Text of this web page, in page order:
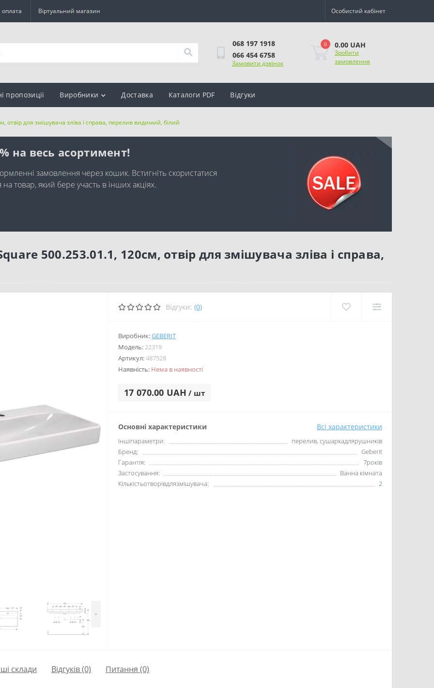
оплата Віртуальний магазин Особистий кабінет
068 197 1918
066 454 6758
Замовити дзвінок
0 0.00 UAH
Зробити
замовлення
пропозиції Виробники Доставка Каталоги PDF Відгуки
для змішувача зліва і справа, перелив видимий, білий
на весь асортимент!
замовлення через кошик. Встигніть скористатися
товар, який бере участь в інших акціях.
500.253.01.1, 120см, отвір для змішувача зліва і справа,
>
Відгуки: (0)
Виробник:GEBERIT
Модель:22319
Артикул:487528
Наявність: Нема в наявності
17 070.00 UAH / шт
Основні характеристики Всі характеристики
Іншіпараметри:
перелив, сушаркадлярушників
Бренд:
Geberit
Гарантія:
7років
Застосування:
Ванна кімната
Кількістьотворівдлязмішувача:
2
склади Відгуків (0) Питання (0)